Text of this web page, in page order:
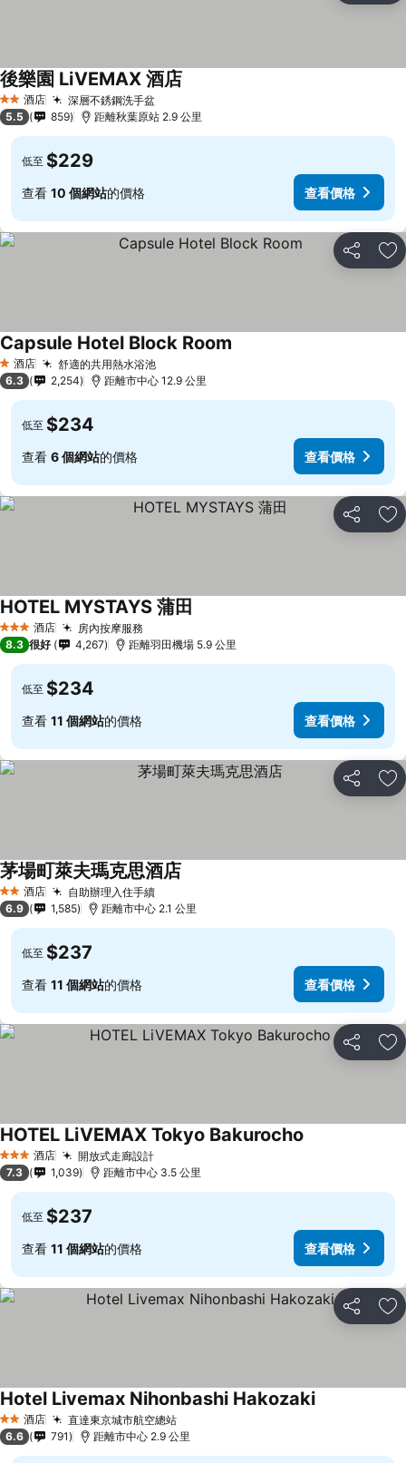
2 星級酒店 深層不銹鋼洗手盆
後樂園 LiVEMAX 酒店
5.5 859 距離秋葉原站 2.9 公里
低至 $229
查看 10 個網站的價格 查看價格
分享 放
1 星級
酒店 舒適的共用熱水浴池
Capsule Hotel Block Room
6.3 2,254 距離市中心 12.9 公里
低至 $234
查看 6 個網站的價格 查看價格
分享 放
3 星級 酒店 房內按摩服務
HOTEL MYSTAYS 蒲田
8.3 很好 4,267 距離羽田機場 5.9 公里
低至 $234
查看 11 個網站的價格 查看價格
分享 放
2 星級酒店 自助辦理入住手續
茅場町萊夫瑪克思酒店
6.9 1,585 距離市中心 2.1 公里
低至 $237
查看 11 個網站的價格 查看價格
分享 放
3 星級 酒店 開放式走廊設計
HOTEL LiVEMAX Tokyo Bakurocho
7.3 1,039 距離市中心 3.5 公里
低至 $237
查看 11 個網站的價格 查看價格
分享 放
2 星級酒店 直達東京城市航空總站
Hotel Livemax Nihonbashi Hakozaki
6.6 791 距離市中心 2.9 公里